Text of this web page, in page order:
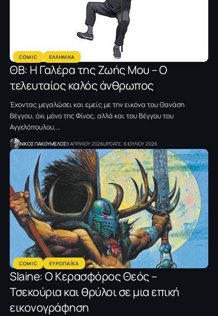
COMIC ΕΛΛΗΝΙΚΑ
ΘΒ: Η Γαλέρα της Ζωής Μου – Ο
τελευταίος καλός άνθρωπος
Έχοντας μεγαλώσει και εμείς με την εικόνα του Θανάση
Βέγγου, όχι μόνο της Φίνος, αλλά και του Βέγγου του
Αγγελόπουλου,…
NΙΚΟΣ ΓΙΑΚΟΥΜΕΛΟΣ9 ΑΠΡΙΛΙΟΥ 2026UPDATE: 6 ΙΟΥΛΙΟΥ 2026
COMIC ΕΥΡΩΠΑΪΚΑ
Slaine: O Κερασφόρος Θεός –
Τσεκούρια και θρύλοι σε μια επική
εικονογράφηση